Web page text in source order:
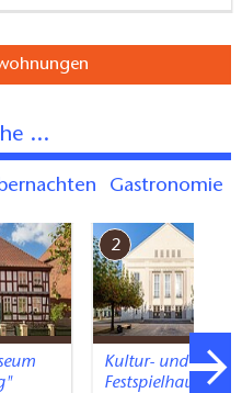
...
Gastronomie
2
Kultur- und
Festspielhaus…